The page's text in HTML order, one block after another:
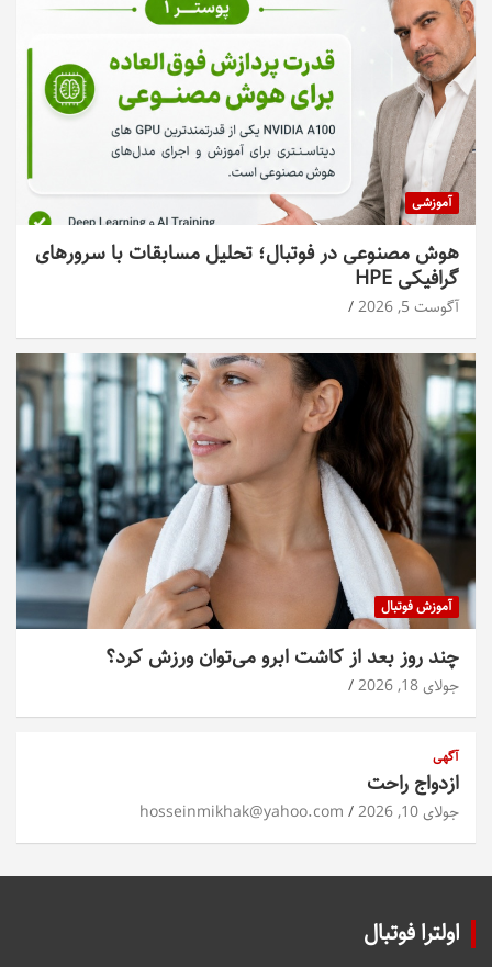
آموزشی
هوش مصنوعی در فوتبال؛ تحلیل مسابقات با سرورهای
گرافیکی HPE
آگوست 5, 2026
آموزش فوتبال
چند روز بعد از کاشت ابرو می‌توان ورزش کرد؟
جولای 18, 2026
آگهی
ازدواج راحت
جولای 10, 2026 hosseinmikhak@yahoo.com
اولترا فوتبال